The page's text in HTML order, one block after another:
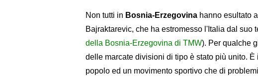
Non tutti in Bosnia-Erzegovina hanno esultato
Bajraktarevic, che ha estromesso l'Italia dal suo
della Bosnia-Erzegovina di TMW). Per qualche
delle marcate divisioni di tipo è stato più unito.
popolo ed un movimento sportivo che di